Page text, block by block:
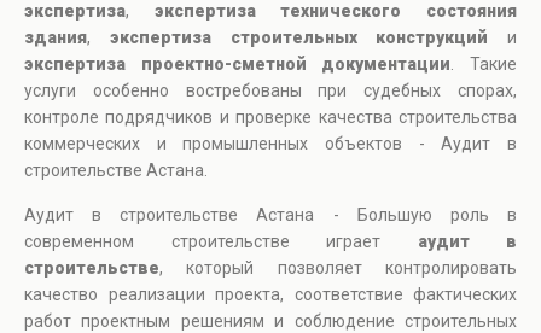
экспертиза, экспертиза технического состояния
здания, экспертиза строительных конструкций и
экспертиза проектно-сметной документации . Такие
услуги особенно востребованы при судебных спорах,
контроле подрядчиков и проверке качества строительства
коммерческих и промышленных объектов - Аудит в
строительстве Астана.
Аудит в строительстве Астана - Большую роль в
современном строительстве играет аудит в
строительстве, который позволяет контролировать
качество реализации проекта, соответствие фактических
работ проектным решениям и соблюдение строительных